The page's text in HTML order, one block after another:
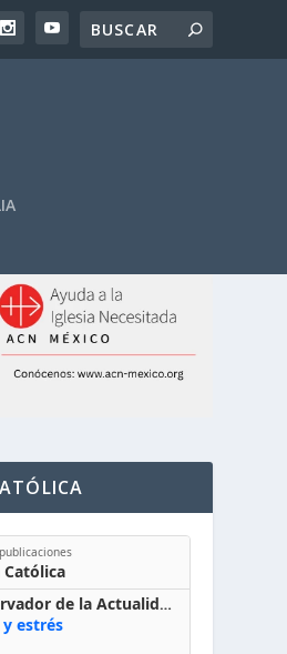
Católica
El Observador de la Actualidad
estrés